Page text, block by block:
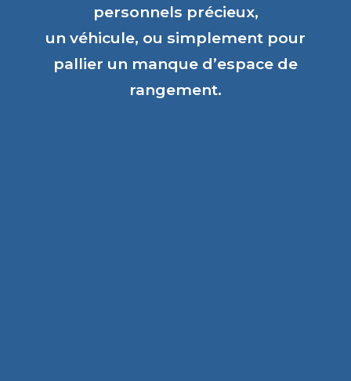
personnels précieux,
un véhicule, ou simplement pour
pallier un manque d’espace de
rangement.